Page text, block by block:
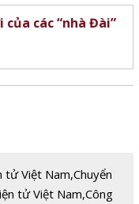
các “nhà Đài”
tử Việt Nam,Chuyển
tử Việt Nam,Công